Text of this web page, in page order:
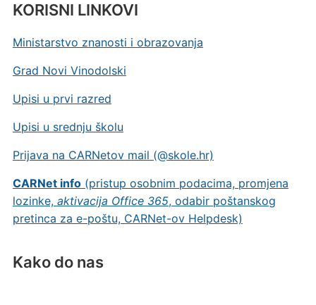
KORISNI LINKOVI
Ministarstvo znanosti i obrazovanja
Grad Novi Vinodolski
Upisi u prvi razred
Upisi u srednju školu
Prijava na CARNetov mail (@skole.hr)
CARNet info(pristup osobnim podacima, promjena
lozinke, aktivacija Office 365, odabir poštanskog
pretinca za e-poštu, CARNet-ov Helpdesk)
Kako do nas